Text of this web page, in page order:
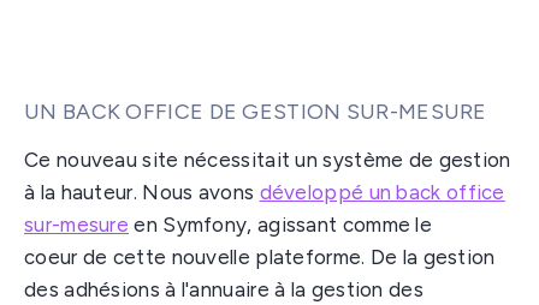
UN BACK OFFICE DE GESTION SUR-MESURE
Ce nouveau site nécessitait un système de gestion
à la hauteur. Nous avons développé un back office
sur-mesure en Symfony, agissant comme le
coeur de cette nouvelle plateforme. De la gestion
des adhésions à l'annuaire à la gestion des